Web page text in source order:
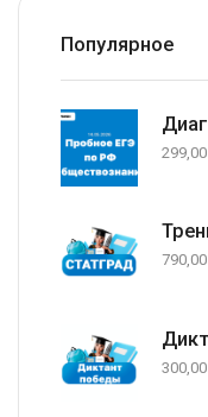
Популярное
299,00
790,00
300,00